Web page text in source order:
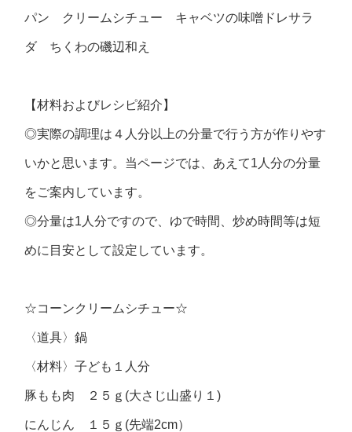
パン クリームシチュー キャベツの味噌ドレサラ
ダ ちくわの磯辺和え
【材料およびレシピ紹介】
◎実際の調理は４人分以上の分量で行う方が作りやす
いかと思います。当ページでは、あえて1人分の分量
をご案内しています。
◎分量は1人分ですので、ゆで時間、炒め時間等は短
めに目安として設定しています。
☆コーンクリームシチュー☆
〈道具〉鍋
〈材料〉子ども１人分
豚もも肉 ２５ｇ(大さじ山盛り１)
にんじん １５ｇ(先端2cm）